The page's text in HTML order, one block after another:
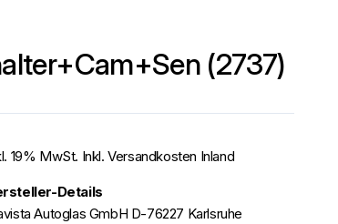
hinzufügen
Windschutzscheibe /
(2737)
19% MwSt. Inkl. Versandkosten Inland
Details
Autoglas GmbH D-76227 Karlsruhe